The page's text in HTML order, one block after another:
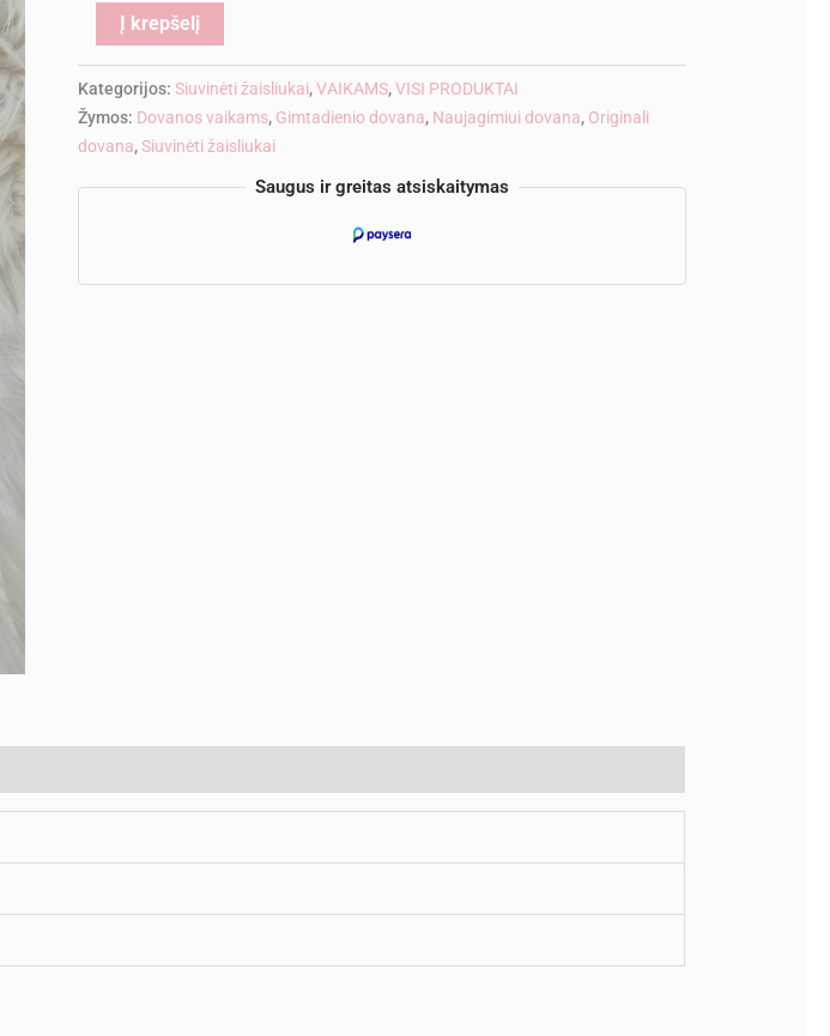
Į krepšelį
Kategorijos:Siuvinėti žaisliukai,VAIKAMS,VISI PRODUKTAI
Žymos: Dovanos vaikams, Gimtadienio dovana, Naujagimiui dovana, Originali
dovana,Siuvinėti žaisliukai
Saugus ir greitas atsiskaitymas